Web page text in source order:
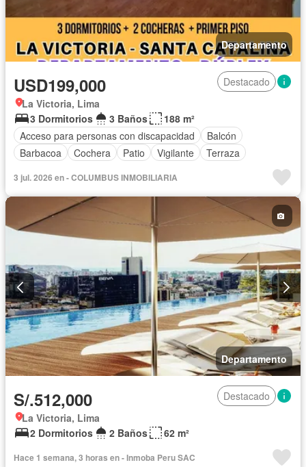
Departamento
USD199,000
Destacado
La Victoria, Lima
3 Dormitorios
3 Baños
188 m²
Acceso para personas con discapacidad
Balcón
Barbacoa
Cochera Patio Vigilante Terraza
3 jul. 2026 en - COLUMBUS INMOBILIARIA
Departamento
S/.512,000
Destacado
La Victoria, Lima
2 Dormitorios
2 Baños 62 m²
Hace 1 semana, 3 horas en - Inmoba Peru SAC